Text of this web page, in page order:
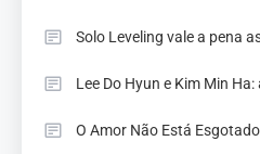
Solo Leveling vale a pena
Lee Do Hyun e Kim Min
O Amor Não Está